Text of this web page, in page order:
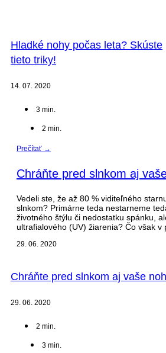
Hladké nohy počas leta? Skúste
tieto triky!
14. 07. 2020
3 min.
2 min.
Prečítať →
Chráňte pred slnkom aj
Vedeli ste, že až 80 % viditeľného
slnkom? Primárne teda nestarneme
životného štýlu či nedostatku spánku,
ultrafialového (UV) žiarenia? Čo však
29. 06. 2020
Chráňte pred slnkom aj vaše
29. 06. 2020
2 min.
3 min.